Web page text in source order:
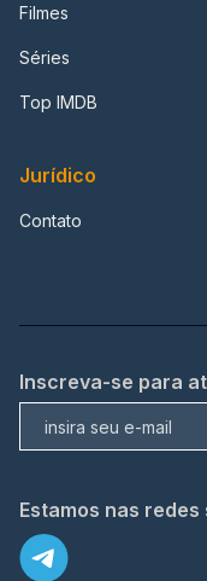
Filmes
Séries
Top IMDB
Jurídico
Contato
Inscreva-se para
Estamos nas redes